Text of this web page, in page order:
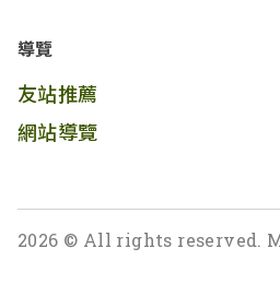
導覽
友站推薦
網站導覽
2026 © All rights reserved.